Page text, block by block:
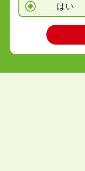
はい